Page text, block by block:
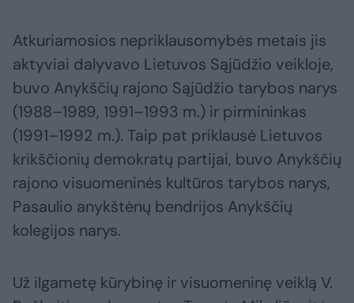
Atkuriamosios nepriklausomybės metais jis
aktyviai dalyvavo Lietuvos Sąjūdžio veikloje,
buvo Anykščių rajono Sąjūdžio tarybos narys
(1988–1989, 1991–1993 m.) ir pirmininkas
(1991–1992 m.). Taip pat priklausė Lietuvos
krikščionių demokratų partijai, buvo Anykščių
rajono visuomeninės kultūros tarybos narys,
Pasaulio anykštėnų bendrijos Anykščių
kolegijos narys.
Už ilgametę kūrybinę ir visuomeninę veiklą V.